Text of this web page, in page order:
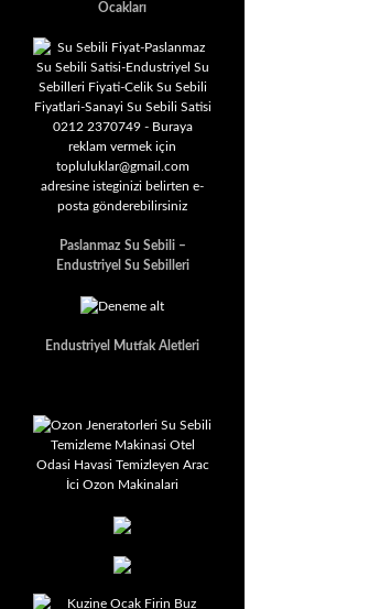
Ocakları
Paslanmaz Su Sebili –
Endustriyel Su Sebilleri
Endustriyel Mutfak Aletleri